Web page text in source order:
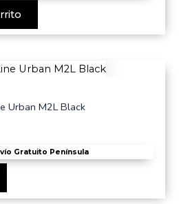
Urban M2L Black
Gratuito Península